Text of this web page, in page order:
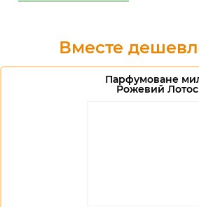
Вместе
Парфумоване
Рожевий Лотос